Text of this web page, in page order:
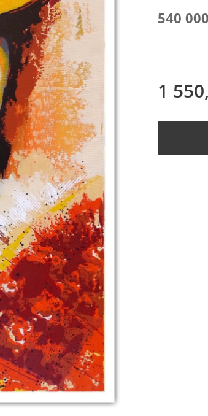
540
1